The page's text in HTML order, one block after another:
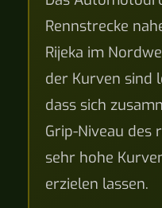
Rennstrecke
Rijeka im
der Kurven sind
dass sich
Grip-Niveau des
sehr hohe
erzielen lassen.